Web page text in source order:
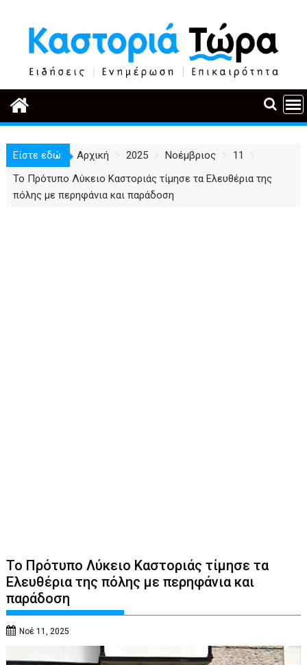
περιεχόμενο
Είστε εδώ: Αρχική 2025 Νοέμβριος
11
Το Πρότυπο Λύκειο Καστοριάς τίμησε τα Ελευθέρια της
πόλης με περηφάνια και παράδοση
Το Πρότυπο Λύκειο Καστοριάς τίμησε τα
Ελευθέρια της πόλης με περηφάνια και
παράδοση
Νοέ 11, 2025